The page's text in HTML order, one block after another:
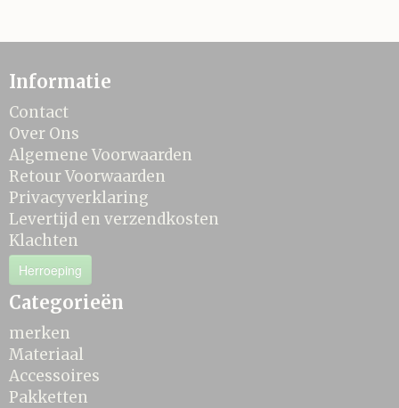
Informatie
Contact
Over Ons
Algemene Voorwaarden
Retour Voorwaarden
Privacyverklaring
Levertijd en verzendkosten
Klachten
Herroeping
Categorieën
merken
Materiaal
Accessoires
Pakketten